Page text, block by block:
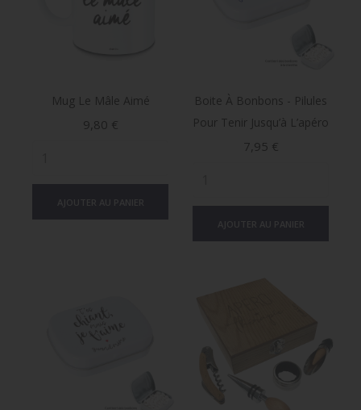
Mug Le Mâle Aimé
Prix
9,80 €
Boite À Bonbons - Pilules
Pour Tenir Jusqu’à L’apéro
Prix
7,95 €